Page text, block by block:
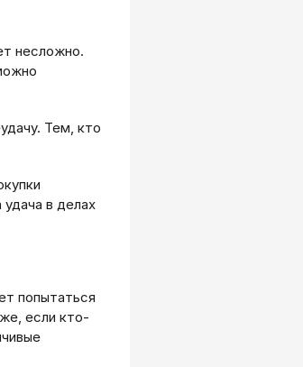
несложно.
Тем, кто
в делах
попытаться
если кто-